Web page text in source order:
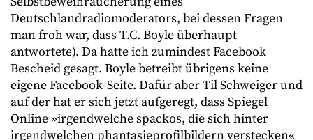
Deutschlandradiomoderators, bei dessen Fragen
man froh war, dass T.C. Boyle überhaupt
antwortete). Da hatte ich zumindest Facebook
Bescheid gesagt. Boyle betreibt übrigens keine
eigene Facebook-Seite. Dafür aber Til Schweiger und
auf der hat er sich jetzt aufgeregt, dass Spiegel
Online »irgendwelche spackos, die sich hinter
irgendwelchen phantasieprofilbildern verstecken«